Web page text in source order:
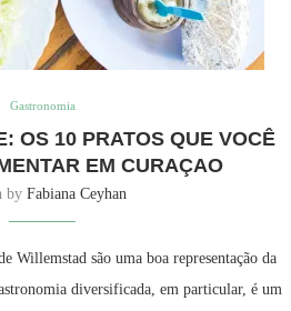
Gastronomia
OS 10 PRATOS QUE VOCÊ
EM CURAÇAO
by Fabiana Ceyhan
Willemstad são uma boa representação da
diversificada, em particular, é um